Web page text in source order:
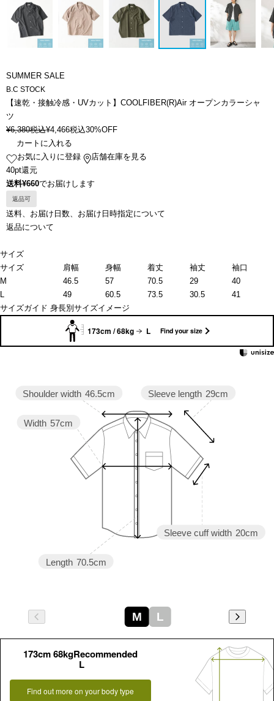
SUMMER SALE
B.C STOCK
【速乾・接触冷感・UVカット】COOLFIBER(R)Air オープンカラーシャ
ツ
¥6,380税込¥4,466税込30%OFF
カートに入れる
お気に入りに登録
店舗在庫を見る
40pt還元
送料¥660でお届けします
返品可
送料、お届け日数、お届け日時指定について
返品について
サイズ
サイズ
肩幅 身幅 着丈 袖丈
袖口
M
46.5 57 70.5 29
40
L
49 60.5 73.5 30.5
41
サイズガイド 身長別サイズイメージ
173cm / 68kg L Find your size
Sleeve cuff width 20cm
Sleeve length 29cm
Length 70.5cm
Width 57cm
Shoulder width 46.5cm
M L
173cm 68kgRecommended
L
Find out more on your body type